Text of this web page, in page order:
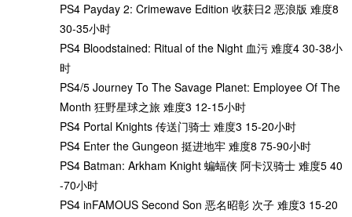
PS4 Payday 2: Crimewave Edition 收获日2 恶浪版 难度8
30-35小时
PS4 Bloodstained: Ritual of the Night 血污 难度4 30-38小
时
PS4/5 Journey To The Savage Planet: Employee Of The
Month 狂野星球之旅 难度3 12-15小时
PS4 Portal Knights 传送门骑士 难度3 15-20小时
PS4 Enter the Gungeon 挺进地牢 难度8 75-90小时
PS4 Batman: Arkham Knight 蝙蝠侠 阿卡汉骑士 难度5 40
-70小时
PS4 inFAMOUS Second Son 恶名昭彰 次子 难度3 15-20